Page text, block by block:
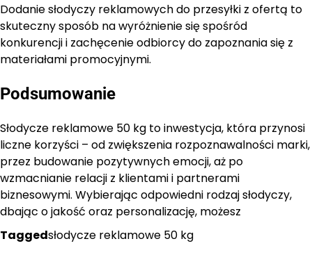
Dodanie słodyczy reklamowych do przesyłki z ofertą to
skuteczny sposób na wyróżnienie się spośród
konkurencji i zachęcenie odbiorcy do zapoznania się z
materiałami promocyjnymi.
Podsumowanie
Słodycze reklamowe 50 kg to inwestycja, która przynosi
liczne korzyści – od zwiększenia rozpoznawalności marki,
przez budowanie pozytywnych emocji, aż po
wzmacnianie relacji z klientami i partnerami
biznesowymi. Wybierając odpowiedni rodzaj słodyczy,
dbając o jakość oraz personalizację, możesz
Taggedsłodycze reklamowe 50 kg